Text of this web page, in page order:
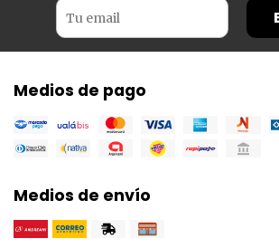
Medios de pago
Medios de envío